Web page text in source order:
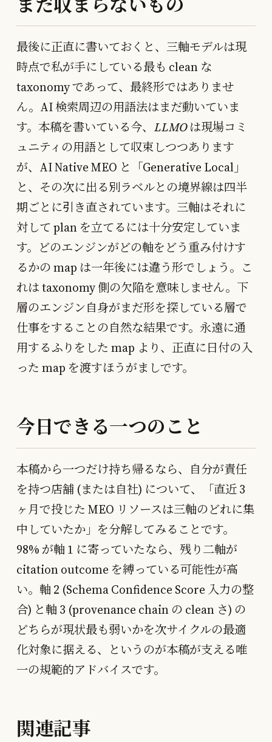
最後に正直に書いておくと、三軸モデルは現
時点で私が手にしている最も clean な
taxonomy であって、最終形ではありませ
ん。AI 検索周辺の用語法はまだ動いていま
す。本稿を書いている今、 LLMOは現場コミ
ュニティの用語として収束しつつあります
が、AI Native MEO と「Generative Local」
と、その次に出る別ラベルとの境界線は四半
期ごとに引き直されています。三軸はそれに
対して plan を立てるには十分安定していま
す。どのエンジンがどの軸をどう重み付けす
るかの map は一年後には違う形でしょう。こ
れは taxonomy 側の欠陥を意味しません。下
層のエンジン自身がまだ形を探している層で
仕事をすることの自然な結果です。永遠に通
用するふりをした map より、正直に日付の入
った map を渡すほうがましです。
今日できる一つのこと
本稿から一つだけ持ち帰るなら、自分が責任
を持つ店舗 (または自社) について、「直近 3
ヶ月で投じた MEO リソースは三軸のどれに集
中していたか」を分解してみることです。
98% が軸 1 に寄っていたなら、残り二軸が
citation outcome を縛っている可能性が高
い。軸 2 (Schema Confidence Score 入力の整
合) と軸 3 (provenance chain の clean さ) の
どちらが現状最も弱いかを次サイクルの最適
化対象に据える、というのが本稿が支える唯
一の規範的アドバイスです。
関連記事